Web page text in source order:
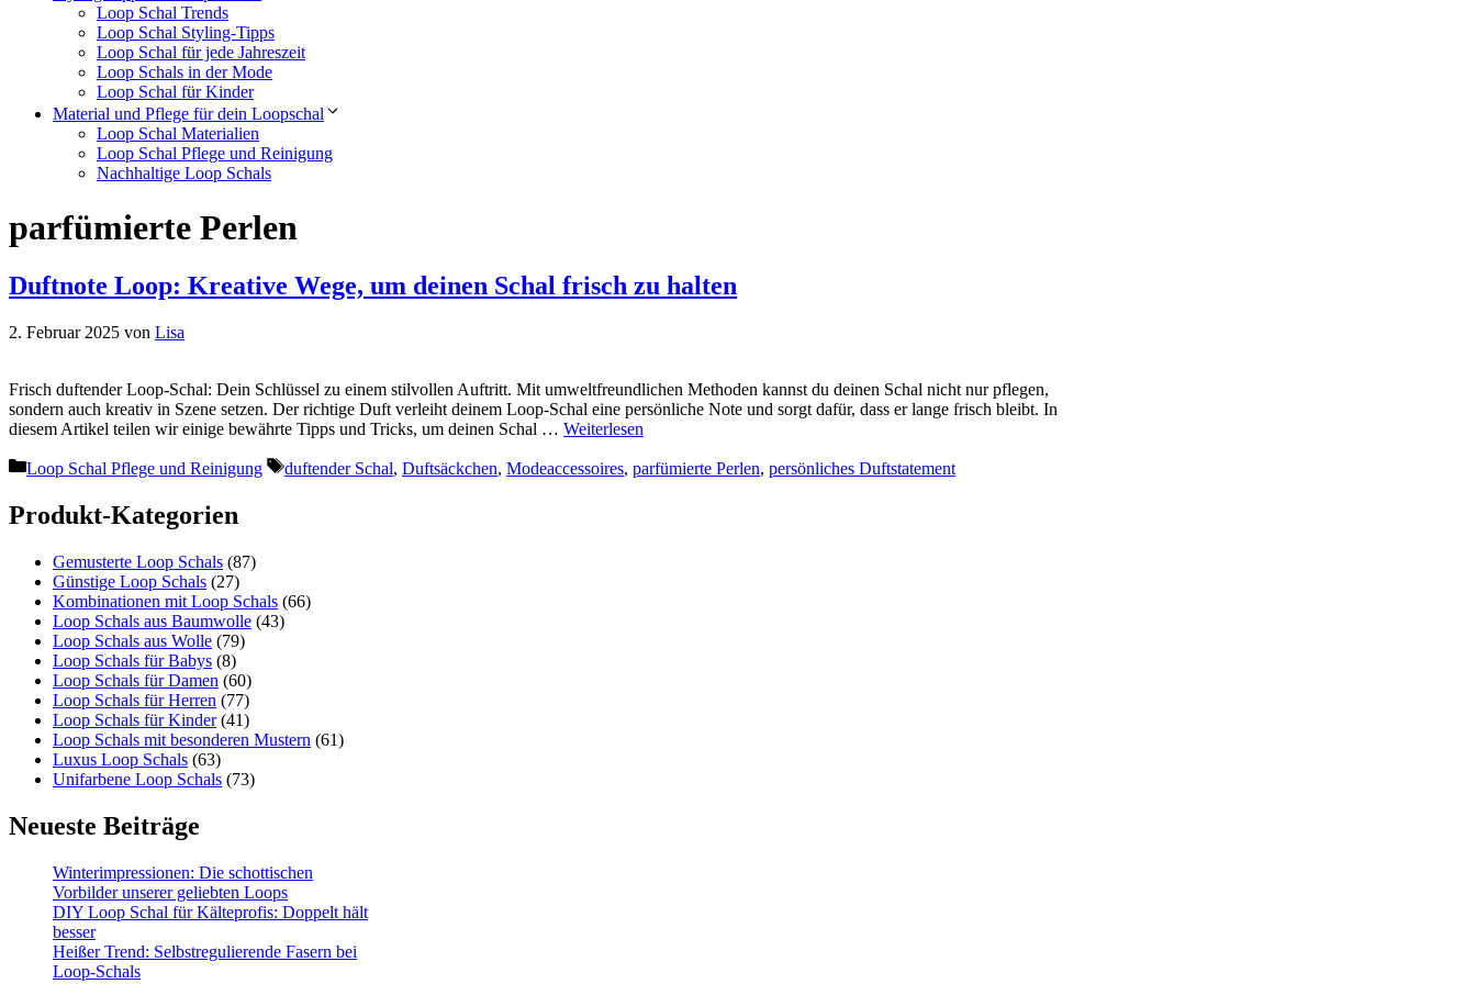
Loop Schal Trends
Loop Schal Styling-Tipps
Loop Schal für jede Jahreszeit
Loop Schals in der Mode
Loop Schal für Kinder
Material und Pflege für dein Loopschal
Loop Schal Materialien
Loop Schal Pflege und Reinigung
Nachhaltige Loop Schals
parfümierte Perlen
Duftnote Loop: Kreative Wege, um deinen Schal frisch zu halten
2. Februar 2025 von Lisa
Frisch duftender Loop-Schal: Dein Schlüssel zu einem stilvollen Auftritt. Mit umweltfreundlichen Methoden kannst du deinen Schal nicht nur pflegen,
sondern auch kreativ in Szene setzen. Der richtige Duft verleiht deinem Loop-Schal eine persönliche Note und sorgt dafür, dass er lange frisch bleibt. In
diesem Artikel teilen wir einige bewährte Tipps und Tricks, um deinen Schal … Weiterlesen
Kategorien
Loop Schal Pflege und Reinigung Schlagwörter
duftender Schal, Duftsäckchen, Modeaccessoires, parfümierte Perlen, persönliches Duftstatement
Produkt-Kategorien
Gemusterte Loop Schals (87)
Günstige Loop Schals (27)
Kombinationen mit Loop Schals (66)
Loop Schals aus Baumwolle (43)
Loop Schals aus Wolle (79)
Loop Schals für Babys (8)
Loop Schals für Damen (60)
Loop Schals für Herren (77)
Loop Schals für Kinder (41)
Loop Schals mit besonderen Mustern (61)
Luxus Loop Schals (63)
Unifarbene Loop Schals (73)
Neueste Beiträge
Winterimpressionen: Die schottischen
Vorbilder unserer geliebten Loops
DIY Loop Schal für Kälteprofis: Doppelt hält
besser
Heißer Trend: Selbstregulierende Fasern bei
Loop-Schals